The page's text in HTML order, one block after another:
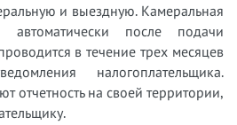
и выездную. Камеральная
автоматически после подачи
в течение трех месяцев
налогоплательщика.
отчетность на своей территории,